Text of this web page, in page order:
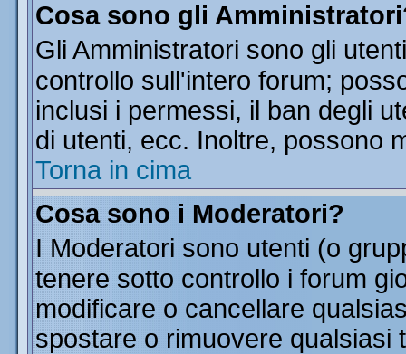
Cosa sono gli
Gli Amministratori sono gli
controllo sull'intero forum;
inclusi i permessi, il ban degli
di utenti, ecc. Inoltre, possono
Torna in cima
Cosa sono i Moderatori?
I Moderatori sono utenti (o
tenere sotto controllo i forum
modificare o cancellare
spostare o rimuovere qualsiasi